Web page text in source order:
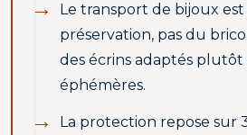
Le transport de bijoux
préservation, pas du
des écrins adaptés plutôt
éphémères.
La protection repose sur